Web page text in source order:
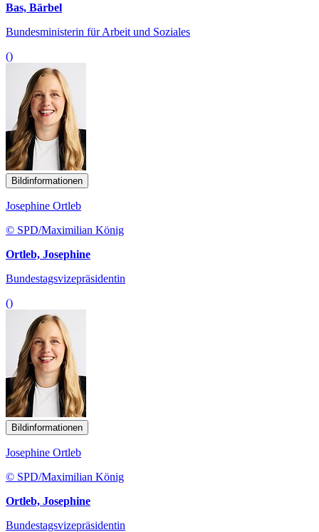
Bas, Bärbel
Bundesministerin für Arbeit und Soziales
()
Bildinformationen
Josephine Ortleb
© SPD/Maximilian König
Ortleb, Josephine
Bundestagsvizepräsidentin
()
Bildinformationen
Josephine Ortleb
© SPD/Maximilian König
Ortleb, Josephine
Bundestagsvizepräsidentin